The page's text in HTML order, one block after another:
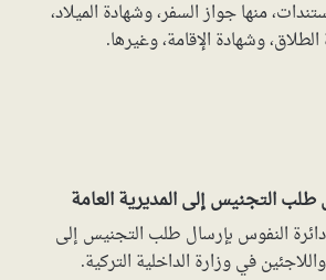
منها جواز السفر، وشهادة الميلاد،
وشهادة الإقامة، وغيرها.
طلب التجنيس إلى المديرية العامة
النفوس بإرسال طلب التجنيس إلى
في وزارة الداخلية التركية.